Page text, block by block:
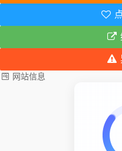
网站信息